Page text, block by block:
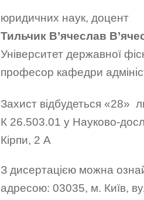
юридичних наук, доцент
Тильчик В’ячеслав
Університет державної
професор кафедри
Захист відбудеться «28»
К 26.503.01 у Науково-
Кірпи, 2 А
З дисертацією можна
адресою: 03035, м. Київ,